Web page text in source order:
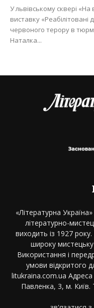
У львівському сквері
виставку
червоного терору в
Наталка...
«Літературна
літературно-
виходить із 1927
широку мистецьку
Використання і
умови відкритого
litukraina.com.ua
Павленка, 3, м.